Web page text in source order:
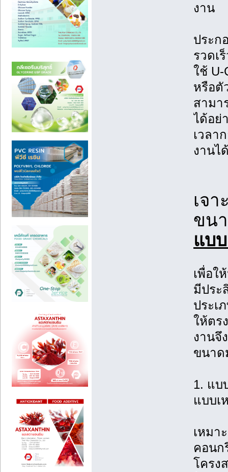
งาน
ประก
รวดเ
ใช้
หรือตั
สามา
ได้อย่
เวลา
งานไ
เจ
ขน
แบ
เพื่อใ
มีประ
ประเ
ให้ตร
งานจึ
ขนาด
1. แบ
แบบเ
เหมา
คอนก
โครง